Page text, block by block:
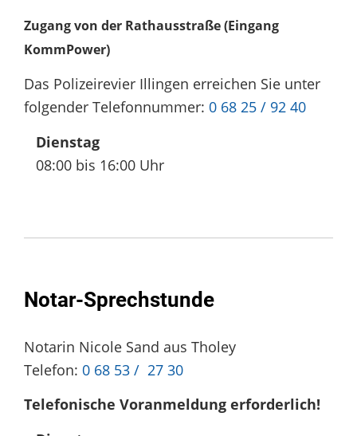
Zugang von der Rathausstraße (Eingang
KommPower)
Das Polizeirevier Illingen erreichen Sie unter
folgender Telefonnummer: 0 68 25 / 92 40
Dienstag
08:00 bis 16:00 Uhr
Notar-Sprechstunde
Notarin Nicole Sand aus Tholey
Telefon: 0 68 53 / 27 30
Telefonische Voranmeldung erforderlich!